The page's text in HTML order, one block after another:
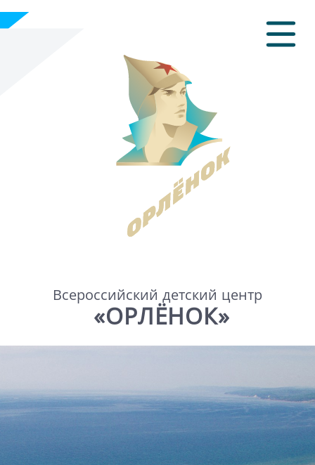
Всероссийский детский центр
«ОРЛЁНОК»